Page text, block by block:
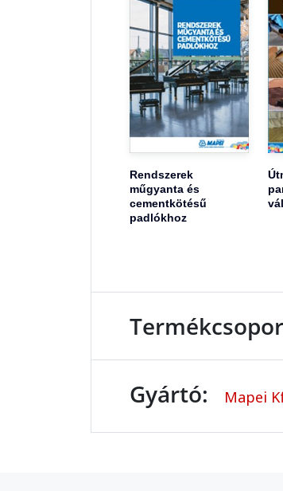
Rendszerek
műgyanta és
cementkötésű
padlókhoz
Gyártó: Mapei